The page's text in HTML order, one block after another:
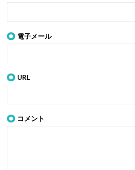
電子メール
URL
コメント